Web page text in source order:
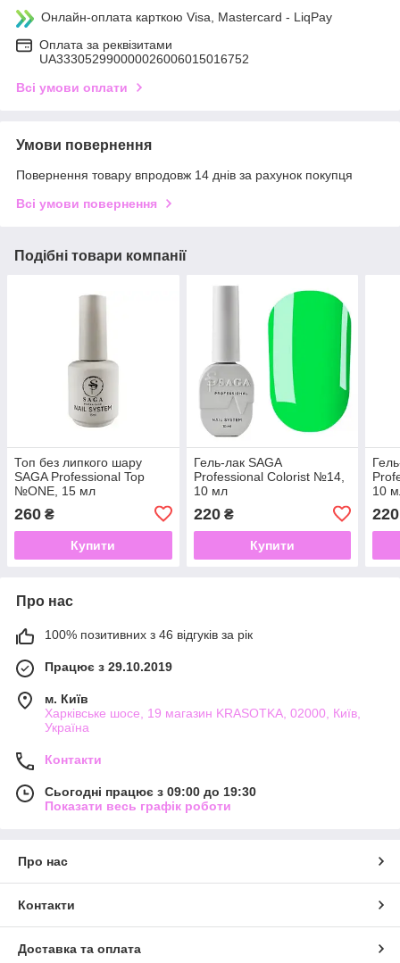
Онлайн-оплата карткою Visa, Mastercard - LiqPay
Оплата за реквізитами
UA333052990000026006015016752
Всі умови оплати
Умови повернення
Повернення товару впродовж 14 днів за рахунок покупця
Всі умови повернення
Подібні товари компанії
Топ без липкого шару
SAGA Professional Top
№ONE, 15 мл
260 ₴
Купити
Гель-лак SAGA
Professional Colorist №14,
10 мл
220₴
Купити
10
220
Про нас
100% позитивних з 46 відгуків за рік
Працює з 29.10.2019
м. Київ
Харківське шосе, 19 магазин KRASOTKA, 02000, Київ,
Україна
Контакти
Сьогодні працює з 09:00 до 19:30
Показати весь графік роботи
Про нас
Контакти
Доставка та оплата